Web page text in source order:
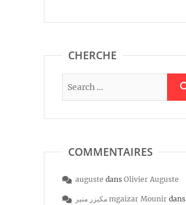
CHERCHE
COMMENTAIRES
auguste dans Olivier Auguste
مكيزر منير mgaizar Mounir dans